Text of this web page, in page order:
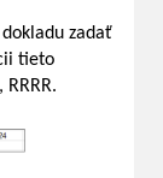
zadať
tieto